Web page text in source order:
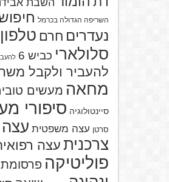
השבת
השריפה הגדולה בכרמל
נעדרים חרם טלפון
סלולארי כביש 6
להעביר ולקבל
מחאה מעשים
סיינטולוגיה סיפורי
סרטן עצה משפטית עצה
צרכנית עצה
פוליטיקה פרסומת